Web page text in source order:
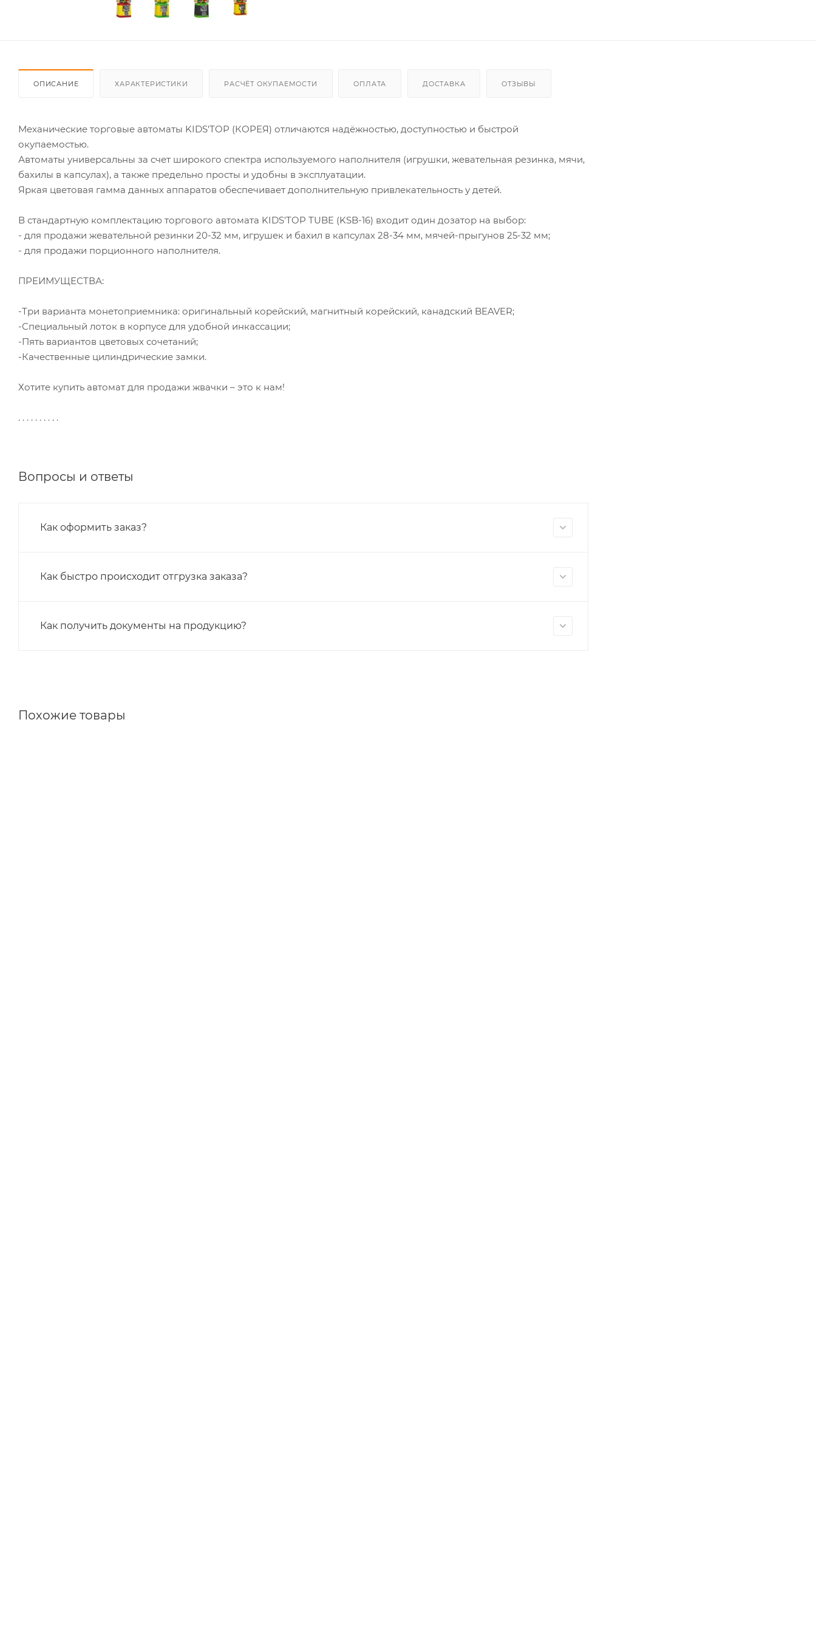
ОПИСАНИЕ ХАРАКТЕРИСТИКИ РАСЧЁТ ОКУПАЕМОСТИ ОПЛАТА ДОСТАВКА ОТЗЫВЫ
Механические торговые автоматы KIDS'TOP (КОРЕЯ) отличаются надёжностью, доступностью и быстрой
окупаемостью.
Автоматы универсальны за счет широкого спектра используемого наполнителя (игрушки, жевательная резинка, мячи,
бахилы в капсулах), а также предельно просты и удобны в эксплуатации.
Яркая цветовая гамма данных аппаратов обеспечивает дополнительную привлекательность у детей.
В стандартную комплектацию торгового автомата KIDS'TOP TUBE (KSB-16) входит один дозатор на выбор:
- для продажи жевательной резинки 20-32 мм, игрушек и бахил в капсулах 28-34 мм, мячей-прыгунов 25-32 мм;
- для продажи порционного наполнителя.
ПРЕИМУЩЕСТВА:
-Три варианта монетоприемника: оригинальный корейский, магнитный корейский, канадский BEAVER;
-Специальный лоток в корпусе для удобной инкассации;
-Пять вариантов цветовых сочетаний;
-Качественные цилиндрические замки.
Хотите купить автомат для продажи жвачки – это к нам!
. . . . . . . . . .
Вопросы и ответы
Как оформить заказ?
Как быстро происходит отгрузка заказа?
Как получить документы на продукцию?
Похожие товары